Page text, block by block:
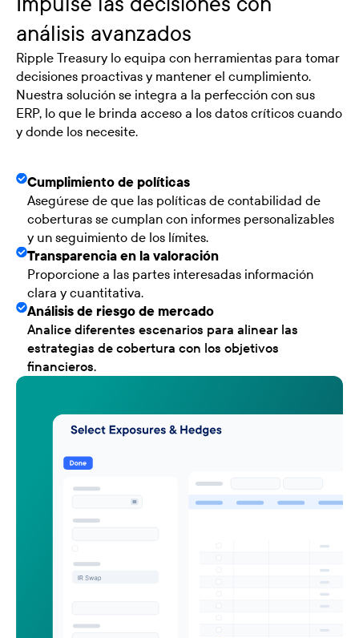
análisis avanzados
Ripple Treasury lo equipa con herramientas para tomar
decisiones proactivas y mantener el cumplimiento.
Nuestra solución se integra a la perfección con sus
ERP, lo que le brinda acceso a los datos críticos cuando
y donde los necesite.
Cumplimiento de políticas
Asegúrese de que las políticas de contabilidad de
coberturas se cumplan con informes personalizables
y un seguimiento de los límites.
Transparencia en la valoración
Proporcione a las partes interesadas información
clara y cuantitativa.
Análisis de riesgo de mercado
Analice diferentes escenarios para alinear las
estrategias de cobertura con los objetivos
financieros.